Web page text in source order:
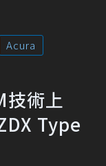
Acura
技術上
Type